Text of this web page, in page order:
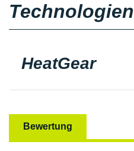
Technologien
HeatGear
Bewertung